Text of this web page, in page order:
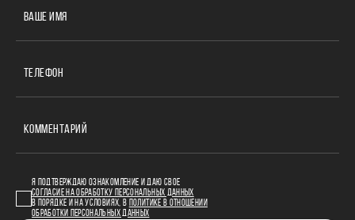
ВАШЕ ИМЯ
ТЕЛЕФОН
КОММЕНТАРИЙ
Я ПОДТВЕРЖДАЮ ОЗНАКОМЛЕНИЕ И ДАЮ СВОЕ
СОГЛАСИЕ НА ОБРАБОТКУ ПЕРСОНАЛЬНЫХ ДАННЫХ
В ПОРЯДКЕ И НА УСЛОВИЯХ, В
ПОЛИТИКЕ В ОТНОШЕНИИ
ОБРАБОТКИ ПЕРСОНАЛЬНЫХ ДАННЫХ